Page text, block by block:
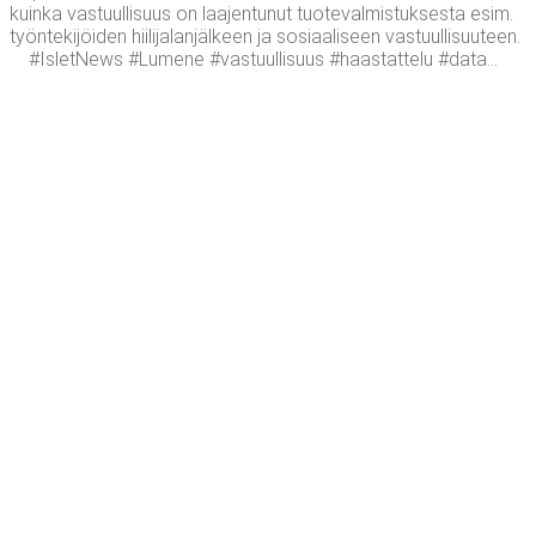
kuinka vastuullisuus on laajentunut tuotevalmistuksesta esim.
työntekijöiden hiilijalanjälkeen ja sosiaaliseen vastuullisuuteen.
#IsletNews #Lumene #vastuullisuus #haastattelu #data...